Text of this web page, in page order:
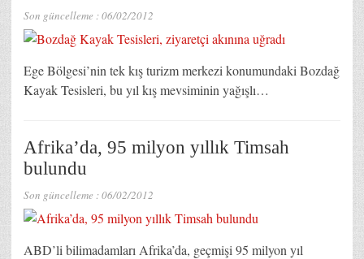
Son güncelleme :06/02/2012
Ege Bölgesi’nin tek kış turizm merkezi konumundaki Bozdağ
Kayak Tesisleri, bu yıl kış mevsiminin yağışlı…
Afrika’da, 95 milyon yıllık Timsah
bulundu
Son güncelleme :06/02/2012
ABD’li bilimadamları Afrika’da, geçmişi 95 milyon yıl